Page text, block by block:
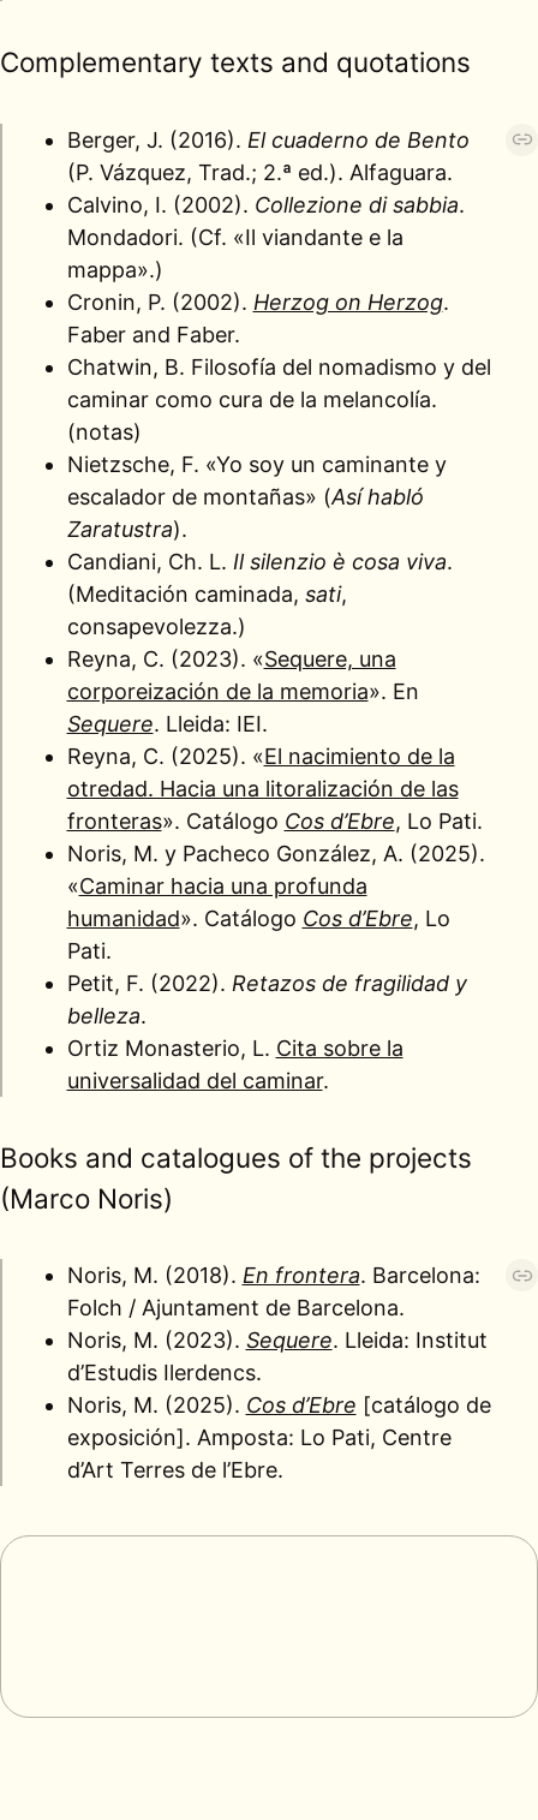
Complementary texts and quotations
Berger, J. (2016). El cuaderno de Bento
(P. Vázquez, Trad.; 2.ª ed.). Alfaguara.
Calvino, I. (2002). Collezione di sabbia.
Mondadori. (Cf. «Il viandante e la
mappa».)
Cronin, P. (2002). Herzog on Herzog.
Faber and Faber.
Chatwin, B. Filosofía del nomadismo y del
caminar como cura de la melancolía.
(notas)
Nietzsche, F. «Yo soy un caminante y
escalador de montañas» (Así habló
Zaratustra).
Candiani, Ch. L. Il silenzio è cosa viva.
(Meditación caminada, sati,
consapevolezza.)
Reyna, C. (2023). «Sequere, una
corporeización de la memoria». En
Sequere. Lleida: IEI.
Reyna, C. (2025). «El nacimiento de la
otredad. Hacia una litoralización de las
fronteras». Catálogo Cos d’Ebre, Lo Pati.
Noris, M. y Pacheco González, A. (2025).
«Caminar hacia una profunda
humanidad». Catálogo Cos d’Ebre, Lo
Pati.
Petit, F. (2022). Retazos de fragilidad y
belleza.
Ortiz Monasterio, L. Cita sobre la
universalidad del caminar.
Books and catalogues of the projects
(Marco Noris)
Noris, M. (2018). En frontera. Barcelona:
Folch / Ajuntament de Barcelona.
Noris, M. (2023). Sequere. Lleida: Institut
d’Estudis Ilerdencs.
Noris, M. (2025). Cos d’Ebre [catálogo de
exposición]. Amposta: Lo Pati, Centre
d’Art Terres de l’Ebre.